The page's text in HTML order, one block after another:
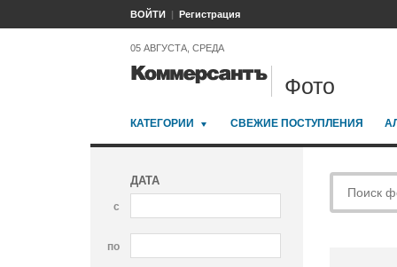
ВОЙТИ Регистрация
05 АВГУСТА, СРЕДА
Фото
КАТЕГОРИИ СВЕЖИЕ ПОСТУПЛЕНИЯ
ДАТА
с
по